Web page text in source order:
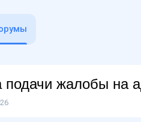
подачи жалобы на